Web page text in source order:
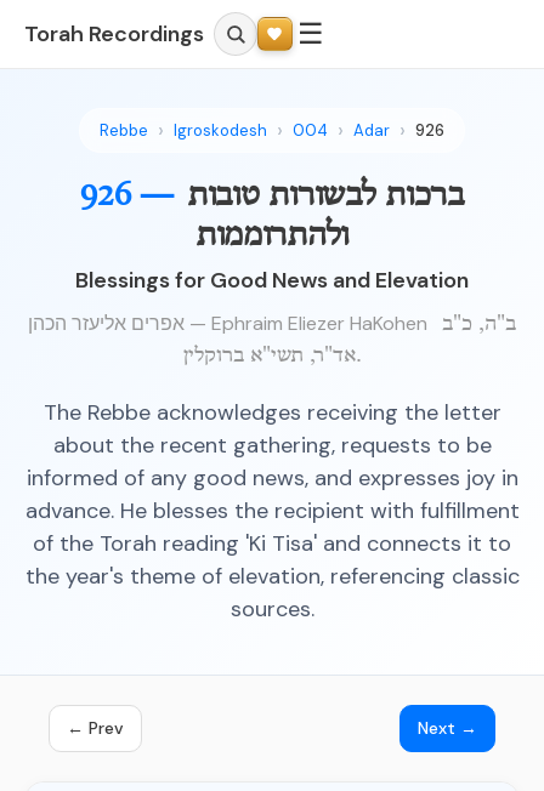
Torah Recordings ☰
Rebbe Igroskodesh 004 Adar 926
926 — ברכות לבשורות טובות
ולהתרוממות
Blessings for Good News and Elevation
אפרים אליעזר הכהן — Ephraim Eliezer HaKohen
ב"ה, כ"ב
אד"ר, תשי"א ברוקלין.
The Rebbe acknowledges receiving the letter
about the recent gathering, requests to be
informed of any good news, and expresses joy in
advance. He blesses the recipient with fulfillment
of the Torah reading 'Ki Tisa' and connects it to
the year's theme of elevation, referencing classic
sources.
← Prev Next →